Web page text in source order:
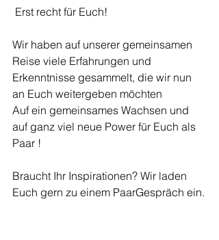
Erst recht für Euch!
Wir haben auf unserer gemeinsamen
Reise viele Erfahrungen und
Erkenntnisse gesammelt, die wir nun
an Euch weitergeben möchten
Auf ein gemeinsames Wachsen und
auf ganz viel neue Power für Euch als
Paar !
Braucht Ihr Inspirationen? Wir laden
Euch gern zu einem PaarGespräch ein.